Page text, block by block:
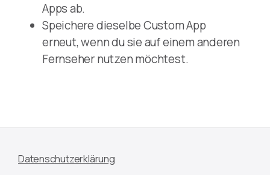
Apps ab.
Speichere dieselbe Custom App
erneut, wenn du sie auf einem anderen
Fernseher nutzen möchtest.
Datenschutzerklärung